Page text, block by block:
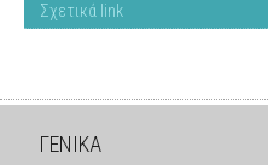
Σχετικά link
ΓΕΝΙΚΑ